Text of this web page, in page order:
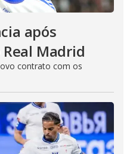
após
Madrid
contrato com os